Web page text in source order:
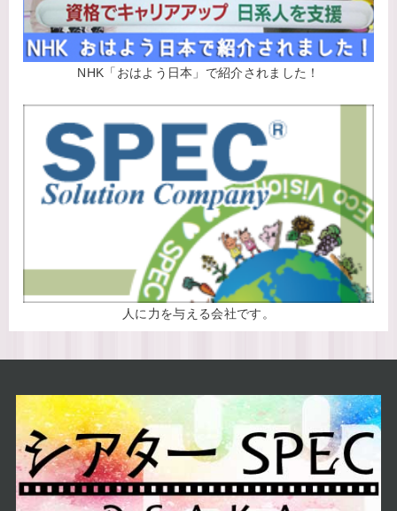
NHK「おはよう日本」で紹介されました！
人に力を与える会社です。